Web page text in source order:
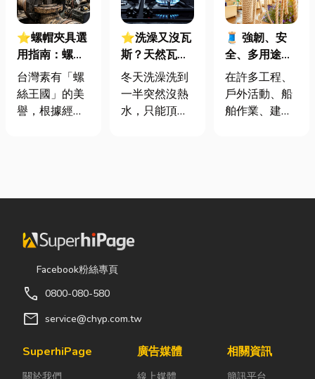
⭐螺帽夾具選
用指南：螺母
挾具頻繁耗
損？3大關鍵
提升扣件成型
台灣素有「螺
絲王國」的美
譽，根據經濟
額高達 42.1
螺帽（HS
731816）產
品即占總出口
在面對全球客
戶對扣件精度
日益嚴苛的趨
⭐洗澡又沒瓦
斯？天然瓦斯
是什麼、費用
怎麼算？家庭
能源選擇與配
冬天洗澡洗到
一半突然沒熱
水，只能頂著
共同噩夢。隨
越多屋主在老
管工程。到底
麼？它跟傳統
🧵 強韌、安
全、多用途！
從繩索到安全
網的全方位防
護應用指南
在許多工程、
戶外活動、船
舶作業、建築
網」其實都是
關係到安全、
Facebook粉絲專頁
call 0800-080-580
mail service@chyp.com.tw
SuperhiPage
關於我們
廣告媒體
線上媒體
相關資訊
簡訊平台